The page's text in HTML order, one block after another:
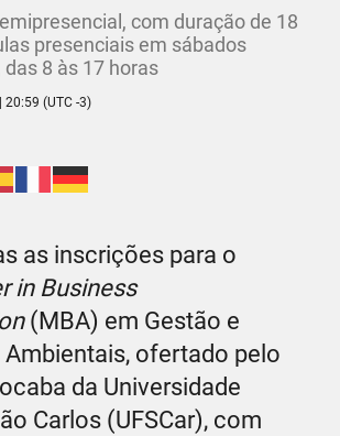
com duração de 18
presenciais em sábados
8 às 17 horas
20:59 (UTC -3)
as inscrições para o
in Business
(MBA) em Gestão e
ofertado pelo
da Universidade
Carlos (UFSCar), com